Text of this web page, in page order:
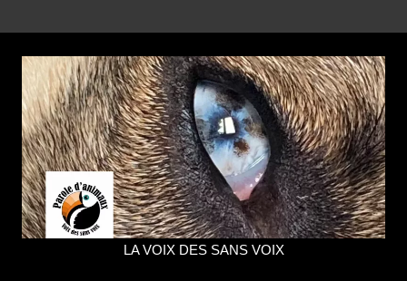
au
contenu
PAROLE
LA VOIX DES SANS VOIX